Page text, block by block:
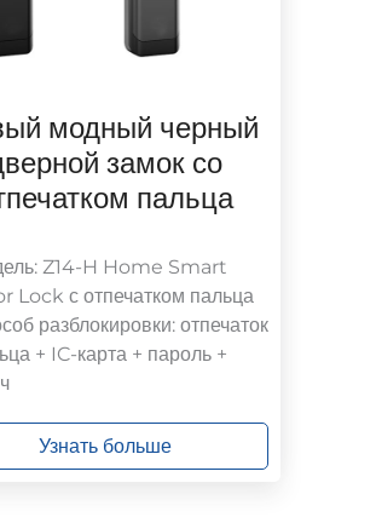
модный черный
замок со
пальца
Z14-H Home Smart
Lock с отпечатком пальца
разблокировки: отпечаток
+ IC-карта + пароль +
Узнать больше